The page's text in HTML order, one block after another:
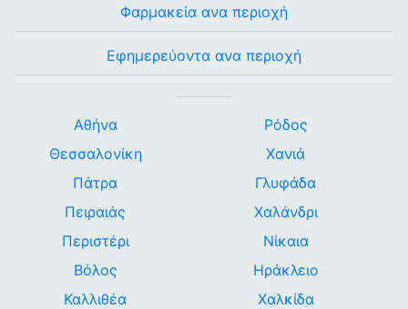
Φαρμακεία ανα περιοχή
Εφημερεύοντα ανα περιοχή
Αθήνα
Θεσσαλονίκη
Πάτρα
Πειραιάς
Περιστέρι
Βόλος
Καλλιθέα
Ρόδος
Χανιά
Γλυφάδα
Χαλάνδρι
Νίκαια
Ηράκλειο
Χαλκίδα